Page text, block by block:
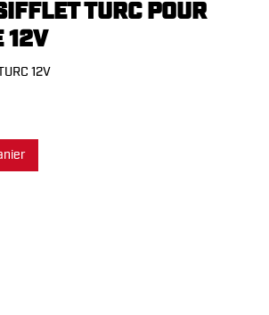
TURC POUR
12V
12V